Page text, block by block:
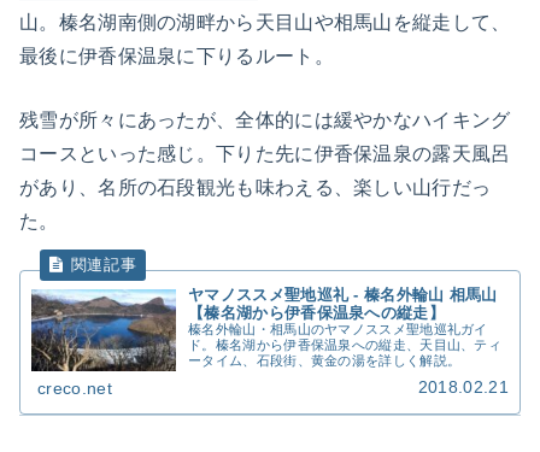
山。榛名湖南側の湖畔から天目山や相馬山を縦走して、
最後に伊香保温泉に下りるルート。
残雪が所々にあったが、全体的には緩やかなハイキング
コースといった感じ。下りた先に伊香保温泉の露天風呂
があり、名所の石段観光も味わえる、楽しい山行だっ
た。
ヤマノススメ聖地巡礼 - 榛名外輪山 相馬山
【榛名湖から伊香保温泉への縦走】
榛名外輪山・相馬山のヤマノススメ聖地巡礼ガイ
ド。榛名湖から伊香保温泉への縦走、天目山、ティ
ータイム、石段街、黄金の湯を詳しく解説。
creco.net 2018.02.21